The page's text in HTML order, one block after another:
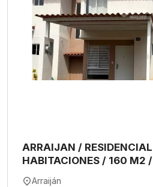
ARRAIJAN /
HABITACIONES / 160 M2
Arraiján